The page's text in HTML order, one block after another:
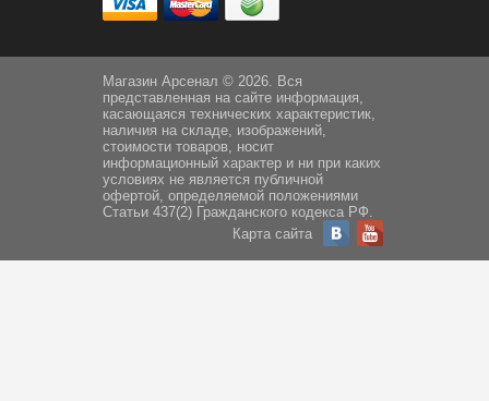
Магазин Арсенал © 2026. Вся
представленная на сайте информация,
касающаяся технических характеристик,
наличия на складе, изображений,
стоимости товаров, носит
информационный характер и ни при каких
условиях не является публичной
офертой, определяемой положениями
Статьи 437(2) Гражданского кодекса РФ.
Карта сайта